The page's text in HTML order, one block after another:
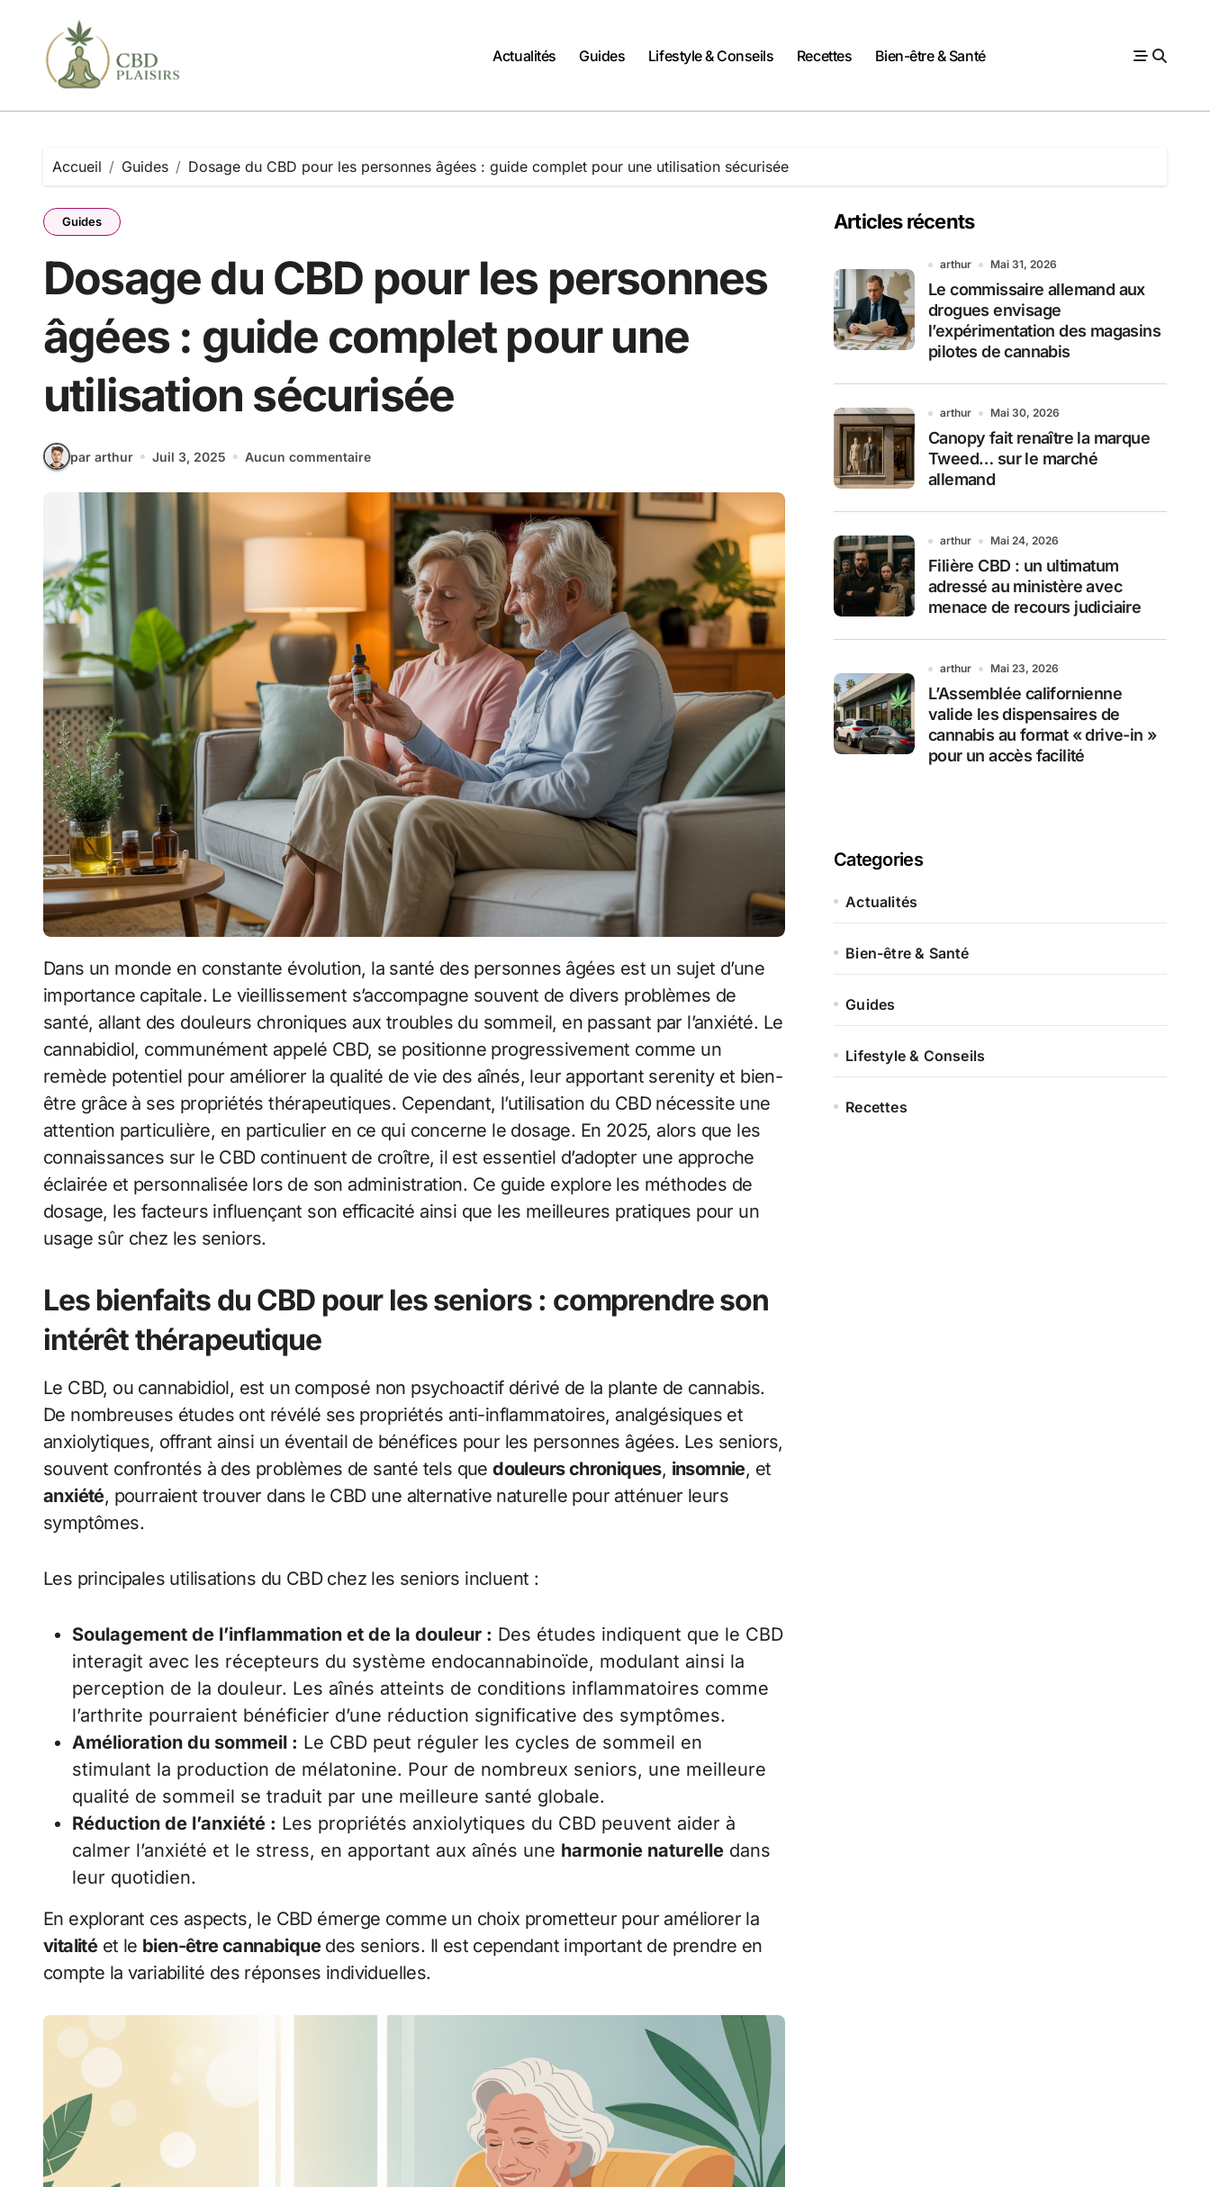
contenu
Actualités Guides Lifestyle & Conseils Recettes Bien-être & Santé
Accueil Guides Dosage du CBD pour les personnes âgées : guide complet pour une utilisation sécurisée
Guides
Dosage du CBD pour les personnes
âgées : guide complet pour une
utilisation sécurisée
par arthur Juil 3, 2025 Aucun commentaire
Dans un monde en constante évolution, la santé des personnes âgées est un sujet d’une
importance capitale. Le vieillissement s’accompagne souvent de divers problèmes de
santé, allant des douleurs chroniques aux troubles du sommeil, en passant par l’anxiété. Le
cannabidiol, communément appelé CBD, se positionne progressivement comme un
remède potentiel pour améliorer la qualité de vie des aînés, leur apportant serenity et bien-
être grâce à ses propriétés thérapeutiques. Cependant, l’utilisation du CBD nécessite une
attention particulière, en particulier en ce qui concerne le dosage. En 2025, alors que les
connaissances sur le CBD continuent de croître, il est essentiel d’adopter une approche
éclairée et personnalisée lors de son administration. Ce guide explore les méthodes de
dosage, les facteurs influençant son efficacité ainsi que les meilleures pratiques pour un
usage sûr chez les seniors.
Les bienfaits du CBD pour les seniors : comprendre son
intérêt thérapeutique
Le CBD, ou cannabidiol, est un composé non psychoactif dérivé de la plante de cannabis.
De nombreuses études ont révélé ses propriétés anti-inflammatoires, analgésiques et
anxiolytiques, offrant ainsi un éventail de bénéfices pour les personnes âgées. Les seniors,
souvent confrontés à des problèmes de santé tels quedouleurs chroniques, insomnie, et
anxiété, pourraient trouver dans le CBD une alternative naturelle pour atténuer leurs
symptômes.
Les principales utilisations du CBD chez les seniors incluent :
Soulagement de l’inflammation et de la douleur : Des études indiquent que le CBD
interagit avec les récepteurs du système endocannabinoïde, modulant ainsi la
perception de la douleur. Les aînés atteints de conditions inflammatoires comme
l’arthrite pourraient bénéficier d’une réduction significative des symptômes.
Amélioration du sommeil : Le CBD peut réguler les cycles de sommeil en
stimulant la production de mélatonine. Pour de nombreux seniors, une meilleure
qualité de sommeil se traduit par une meilleure santé globale.
Réduction de l’anxiété : Les propriétés anxiolytiques du CBD peuvent aider à
calmer l’anxiété et le stress, en apportant aux aînés une harmonie naturelle dans
leur quotidien.
En explorant ces aspects, le CBD émerge comme un choix prometteur pour améliorer la
vitalitéet le bien-être cannabiquedes seniors. Il est cependant important de prendre en
compte la variabilité des réponses individuelles.
Articles récents
arthur Mai 31, 2026
Le commissaire allemand aux
drogues envisage
l’expérimentation des magasins
pilotes de cannabis
arthur Mai 30, 2026
Canopy fait renaître la marque
Tweed… sur le marché
allemand
arthur Mai 24, 2026
Filière CBD : un ultimatum
adressé au ministère avec
menace de recours judiciaire
arthur Mai 23, 2026
L’Assemblée californienne
valide les dispensaires de
cannabis au format « drive-in »
pour un accès facilité
Categories
Actualités
Bien-être & Santé
Guides
Lifestyle & Conseils
Recettes